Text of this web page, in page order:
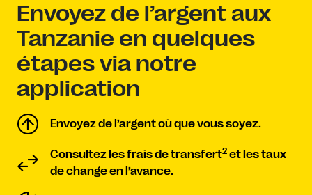
Envoyez de l’argent aux
Tanzanie en quelques
étapes via notre
application
Envoyez de l’argent où que vous soyez.
Consultez les frais de transfert2 et les taux
de change en l’avance.